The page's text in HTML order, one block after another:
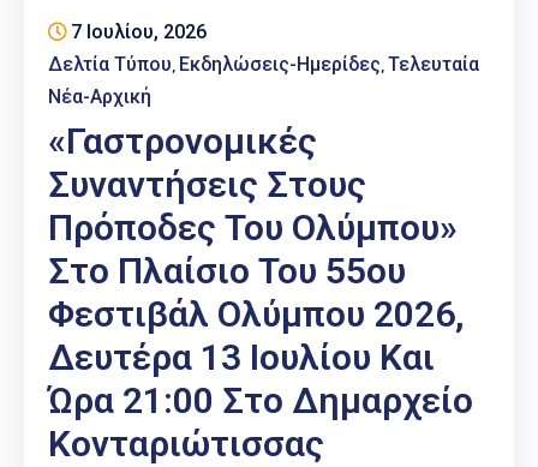
ΕΒΕΠ- 7 Ιουλίου, 2026
Δελτία Τύπου‚ Εκδηλώσεις-Ημερίδες‚ Τελευταία
Νέα-Αρχική
«Γαστρονομικές
Συναντήσεις Στους
Πρόποδες Του Ολύμπου»
Στο Πλαίσιο Του 55ου
Φεστιβάλ Ολύμπου 2026,
Δευτέρα 13 Ιουλίου Και
Ώρα 21:00 Στο Δημαρχείο
Κονταριώτισσας